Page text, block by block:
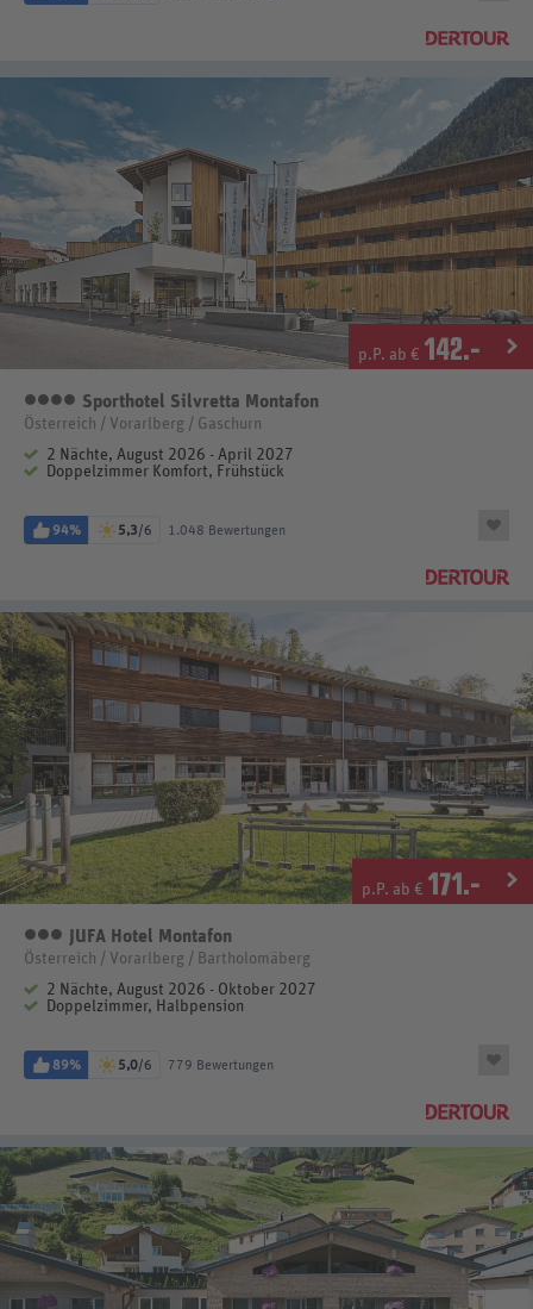
p.P. ab € 142.-
4 Sterne
Sporthotel Silvretta Montafon
Österreich / Vorarlberg / Gaschurn
2 Nächte, August 2026 - April 2027
Doppelzimmer Komfort, Frühstück
94% 5,3/6 1.048 Bewertungen
p.P. ab € 171.-
3 Sterne
JUFA Hotel Montafon
Österreich / Vorarlberg / Bartholomäberg
2 Nächte, August 2026 - Oktober 2027
Doppelzimmer, Halbpension
89% 5,0/6 779 Bewertungen